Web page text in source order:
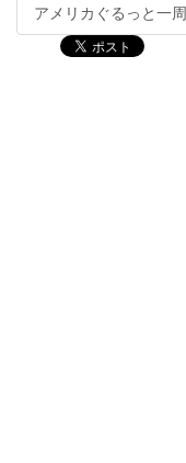
アメリカぐるっと一